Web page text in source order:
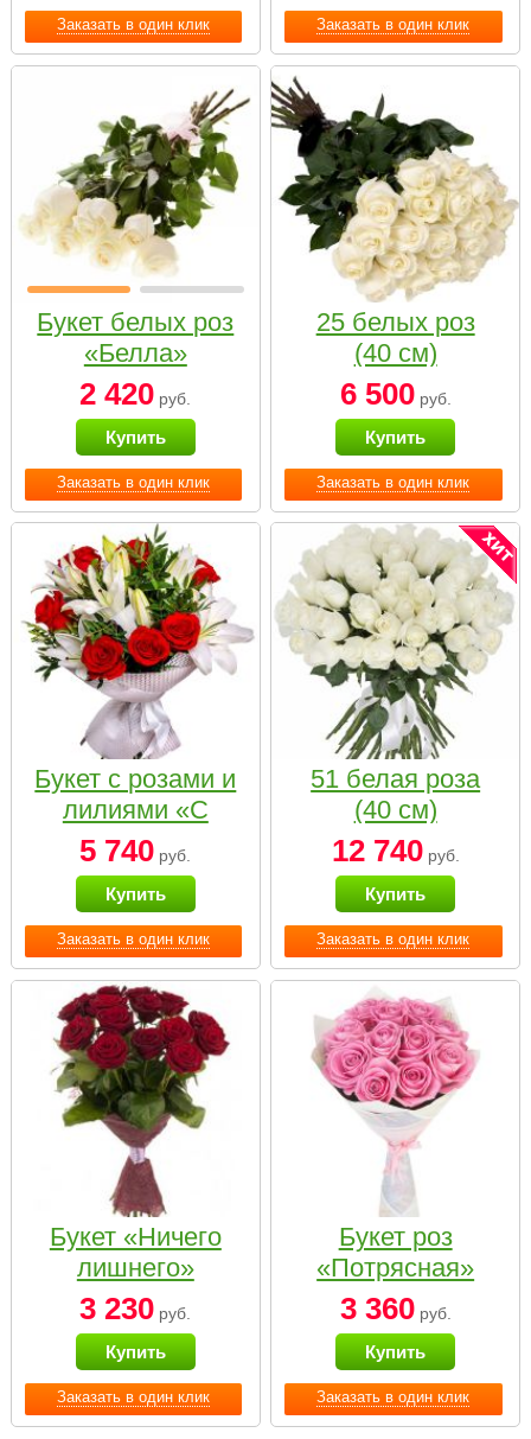
Заказать в один клик Заказать в один клик
Заказать в один клик
Букет белых роз
«Белла»
2 420 руб.
Купить
Заказать в один клик
25 белых роз
(40 см)
6 500руб.
Купить
Заказать в один клик
Букет с розами и
лилиями «С
наилучшими
пожеланиями»
5 740 руб.
Купить
Заказать в один клик
51 белая роза
(40 см)
12 740руб.
Купить
Заказать в один клик
Букет «Ничего
лишнего»
3 230 руб.
Купить
Заказать в один клик
Букет роз
«Потрясная»
3 360руб.
Купить